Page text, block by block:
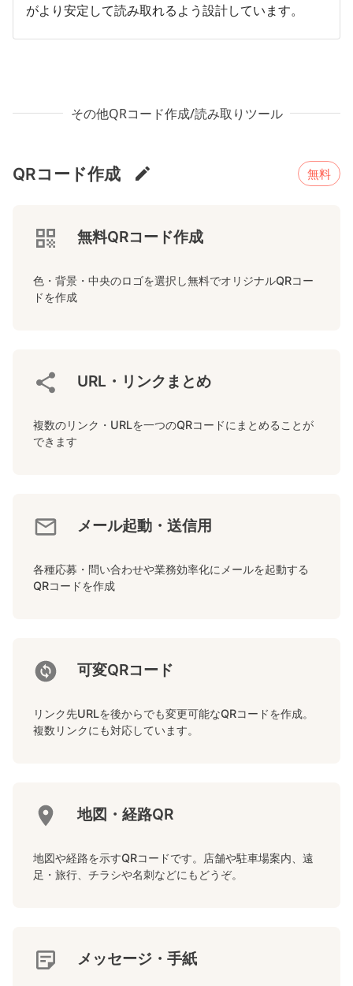
がより安定して読み取れるよう設計しています。
その他QRコード作成/読み取りツール
QRコード作成 無料
無料QRコード作成
色・背景・中央のロゴを選択し無料でオリジナルQRコー
ドを作成
URL・リンクまとめ
複数のリンク・URLを一つのQRコードにまとめることが
できます
メール起動・送信用
各種応募・問い合わせや業務効率化にメールを起動する
QRコードを作成
可変QRコード
リンク先URLを後からでも変更可能なQRコードを作成。
複数リンクにも対応しています。
地図・経路QR
地図や経路を示すQRコードです。店舗や駐車場案内、遠
足・旅行、チラシや名刺などにもどうぞ。
メッセージ・手紙